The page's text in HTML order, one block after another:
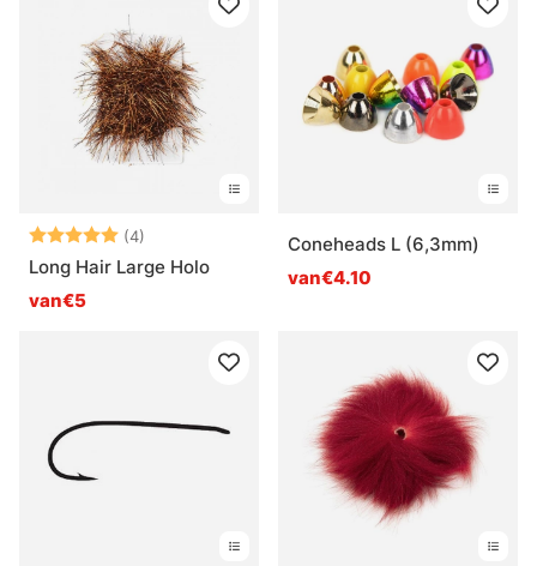
Beoordeling:
(4)
Long Hair Large Holo
van€5
Coneheads L (6,3mm)
van€4.10